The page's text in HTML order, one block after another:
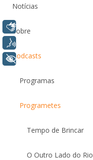
Notícias
Sobre
Podcasts
Programas
Programetes
Tempo de Brincar
O Outro Lado do Rio
+ Acessibilidade